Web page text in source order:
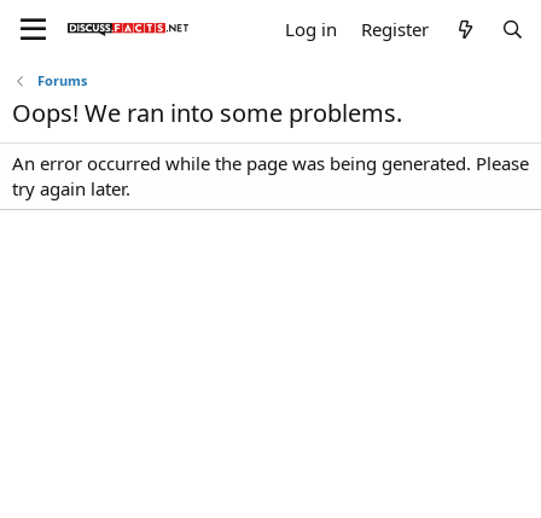
Log in Register
Forums
Oops! We ran into some problems.
An error occurred while the page was being generated. Please
try again later.